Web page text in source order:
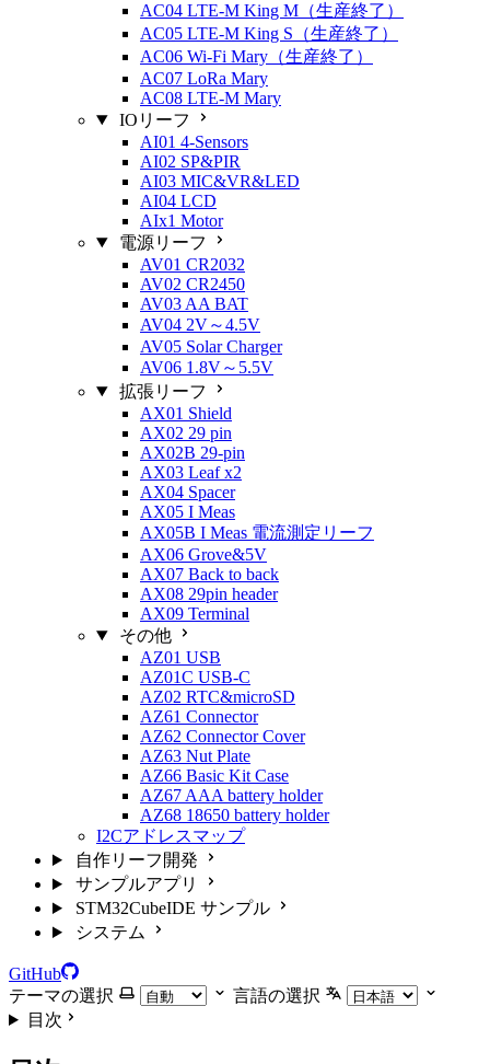
AC04 LTE-M King M（生産終了）
AC05 LTE-M King S（生産終了）
AC06 Wi-Fi Mary（生産終了）
AC07 LoRa Mary
AC08 LTE-M Mary
IOリーフ
AI01 4-Sensors
AI02 SP&PIR
AI03 MIC&VR&LED
AI04 LCD
AIx1 Motor
電源リーフ
AV01 CR2032
AV02 CR2450
AV03 AA BAT
AV04 2V～4.5V
AV05 Solar Charger
AV06 1.8V～5.5V
拡張リーフ
AX01 Shield
AX02 29 pin
AX02B 29-pin
AX03 Leaf x2
AX04 Spacer
AX05 I Meas
AX05B I Meas 電流測定リーフ
AX06 Grove&5V
AX07 Back to back
AX08 29pin header
AX09 Terminal
その他
AZ01 USB
AZ01C USB-C
AZ02 RTC&microSD
AZ61 Connector
AZ62 Connector Cover
AZ63 Nut Plate
AZ66 Basic Kit Case
AZ67 AAA battery holder
AZ68 18650 battery holder
I2Cアドレスマップ
自作リーフ開発
サンプルアプリ
STM32CubeIDE サンプル
システム
GitHub
テーマの選択
言語の選択
目次